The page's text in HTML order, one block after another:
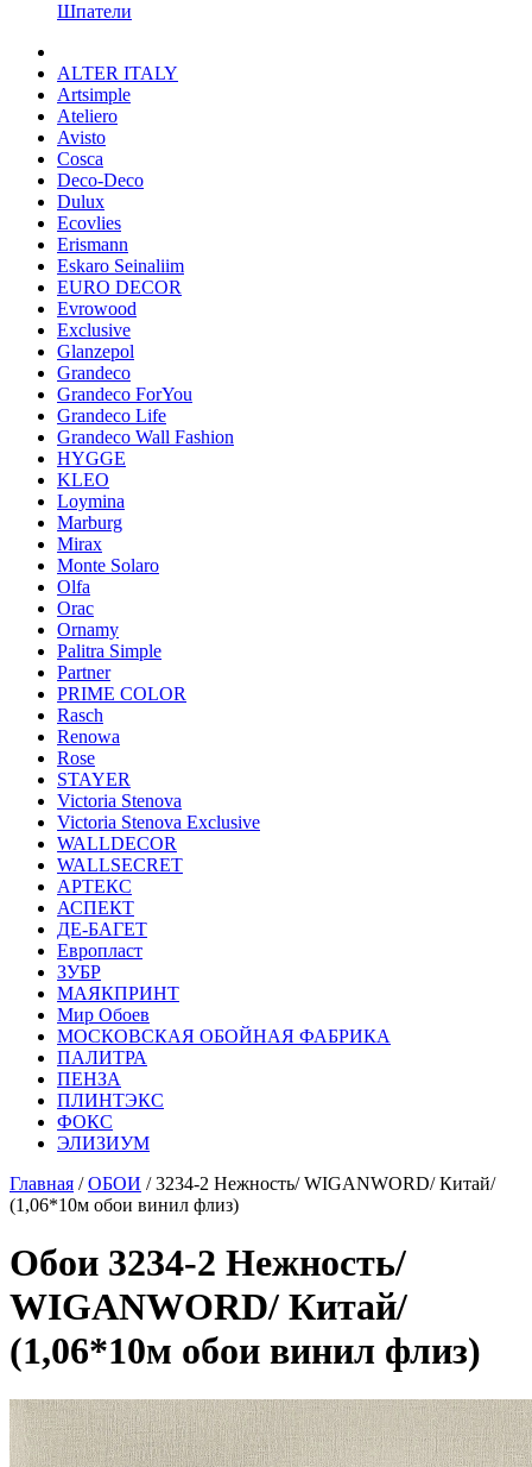
Шпатели
ALTER ITALY
Artsimple
Ateliero
Avisto
Cosca
Deco-Deco
Dulux
Ecovlies
Erismann
Eskaro Seinaliim
EURO DECOR
Evrowood
Exclusive
Glanzepol
Grandeco
Grandeco ForYou
Grandeco Life
Grandeco Wall Fashion
HYGGE
KLEO
Loymina
Marburg
Mirax
Monte Solaro
Olfa
Orac
Ornamy
Palitra Simple
Partner
PRIME COLOR
Rasch
Renowa
Rose
STAYER
Victoria Stenova
Victoria Stenova Exclusive
WALLDECOR
WALLSECRET
АРТЕКС
АСПЕКТ
ДЕ-БАГЕТ
Европласт
ЗУБР
МАЯКПРИНТ
Мир Обоев
МОСКОВСКАЯ ОБОЙНАЯ ФАБРИКА
ПАЛИТРА
ПЕНЗА
ПЛИНТЭКС
ФОКС
ЭЛИЗИУМ
Главная /ОБОИ / 3234-2 Нежность/ WIGANWORD/ Китай/
(1,06*10м обои винил флиз)
Обои 3234-2 Нежность/
WIGANWORD/ Китай/
(1,06*10м обои винил флиз)